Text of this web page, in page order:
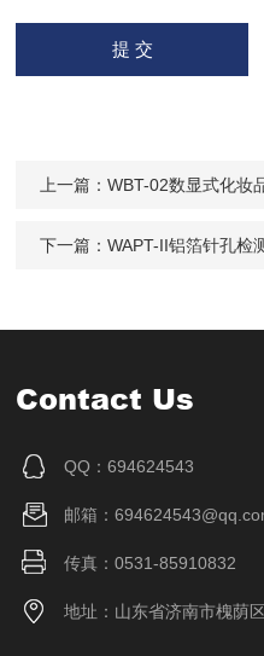
上一篇：WBT-02数显式化妆
下一篇：WAPT-II铝箔针孔检
Contact Us
QQ：694624543
邮箱：
传真：0531-85910832
地址：山东省济南市槐荫